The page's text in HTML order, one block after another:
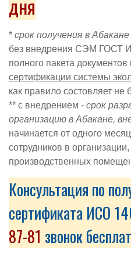
дня
* срок получения в
без внедрения СЭМ ГОСТ
полного пакета
сертификации системы
как правило состовляет не
** с внедрением - срок
организацию в Абакане,
начинается от одного
сотрудников в
производственных
Консультация по
сертификата ИСО
87-81 звонок